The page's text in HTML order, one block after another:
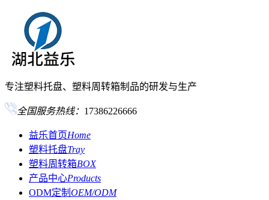
专注塑料托盘、塑料周转箱制品的研发与生产
全国服务热线： 17386226666
益乐首页Home
塑料托盘Tray
塑料周转箱BOX
产品中心Products
ODM定制 OEM/ODM